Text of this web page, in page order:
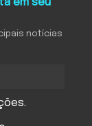
em seu
notícias